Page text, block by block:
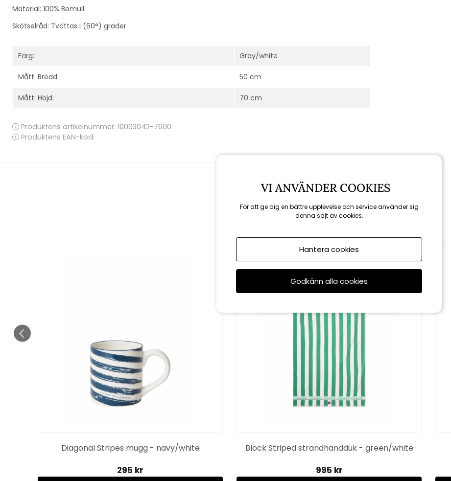
Material: 100% Bomull
Skötselråd: Tvättas i (60°) grader
Färg: Gray/white
Mått: Bredd: 50 cm
Mått: Höjd: 70 cm
Produktens artikelnummer: 10003042-7600
Produktens EAN-kod:
Rekommenderade tillbehör
Diagonal Stripes mugg - navy/white
295 kr
Block Striped strandhandduk - green/white
995 kr
VI ANVÄNDER COOKIES
För att ge dig en bättre upplevelse och service använder sig
denna sajt av cookies.
Hantera cookies
Godkänn alla cookies